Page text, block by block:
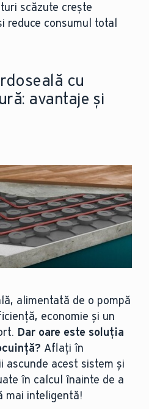
scăzute crește
reduce consumul total
cu
avantaje și
alimentată de o pompă
economie și un
Dar oare este soluția
Aflați în
ascunde acest sistem și
în calcul înainte de a
mai inteligentă!